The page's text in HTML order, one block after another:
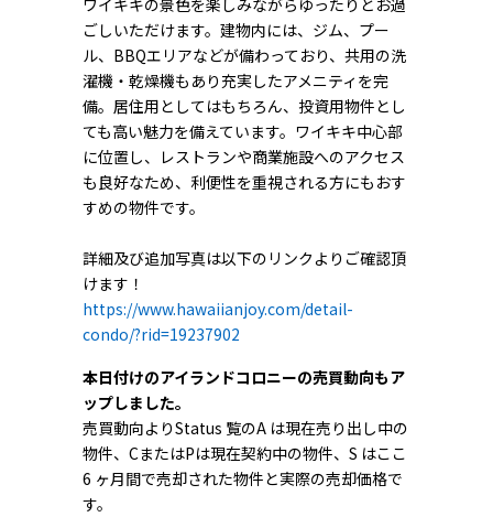
ワイキキの景色を楽しみながらゆったりとお過
ごしいただけます。建物内には、ジム、プー
ル、BBQエリアなどが備わっており、共用の洗
濯機・乾燥機もあり充実したアメニティを完
備。居住用としてはもちろん、投資用物件とし
ても高い魅力を備えています。ワイキキ中心部
に位置し、レストランや商業施設へのアクセス
も良好なため、利便性を重視される方にもおす
すめの物件です。
詳細及び追加写真は以下のリンクよりご確認頂
けます！
https://www.hawaiianjoy.com/detail-
condo/?rid=19237902
本日付けのアイランドコロニーの売買動向もア
ップしました。
売買動向よりStatus 覧のA は現在売り出し中の
物件、CまたはPは現在契約中の物件、S はここ
6 ヶ月間で売却された物件と実際の売却価格で
す。